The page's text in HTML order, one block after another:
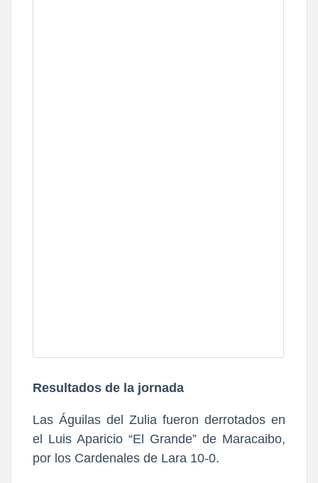
Resultados de la jornada
Las Águilas del Zulia fueron derrotados en
el Luis Aparicio “El Grande” de Maracaibo,
por los Cardenales de Lara 10-0.